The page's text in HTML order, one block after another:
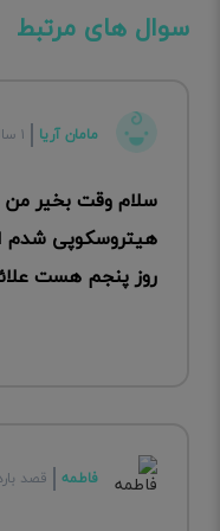
سوال های مرتبط
مامان آریا ۱ سالگی
سلام وقت بخیر من
هیتروسکوپی شدم
روز پنجم هست
فاطمه قصد